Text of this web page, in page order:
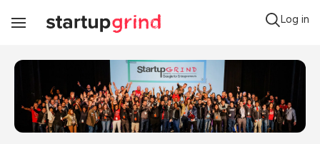
Toggle
Log in